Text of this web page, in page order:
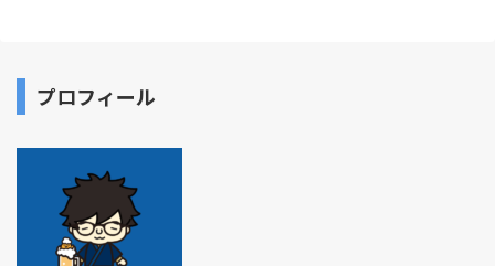
プロフィール